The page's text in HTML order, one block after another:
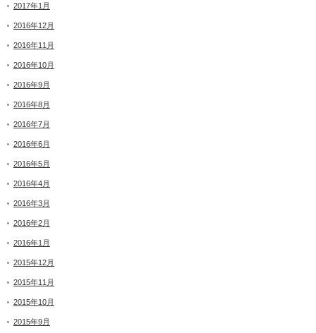
2017年1月
2016年12月
2016年11月
2016年10月
2016年9月
2016年8月
2016年7月
2016年6月
2016年5月
2016年4月
2016年3月
2016年2月
2016年1月
2015年12月
2015年11月
2015年10月
2015年9月